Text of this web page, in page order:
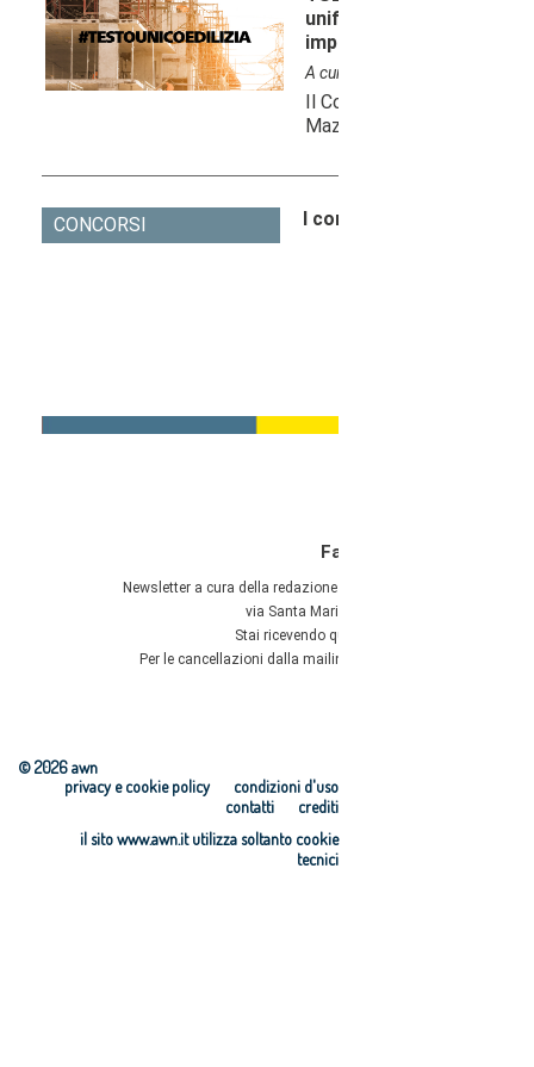
© 2026 awn
condizioni d'uso
privacy e cookie policy
crediti
contatti
il sito www.awn.it utilizza soltanto cookie
tecnici